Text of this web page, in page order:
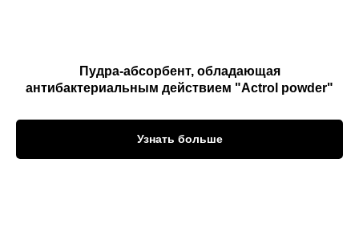
Пудра-абсорбент, обладающая
антибактериальным действием "Actrol powder"
Узнать больше